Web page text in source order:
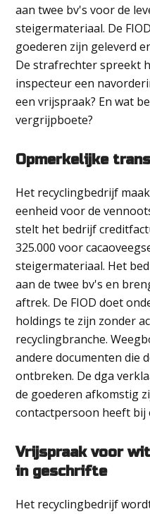
aan twee bv's voor de
steigermateriaal. De
goederen zijn geleverd
De strafrechter spreekt
inspecteur een
een vrijspraak? En wat
vergrijpboete?
Opmerkelijke
Het recyclingbedrijf
eenheid voor de
stelt het bedrijf
325.000 voor
steigermateriaal. Het
aan de twee bv's en
aftrek. De FIOD doet
holdings te zijn zonder
recyclingbranche.
andere documenten die
ontbreken. De dga
de goederen afkomstig
contactpersoon heeft bij
Vrijspraak voor
in geschrifte
Het recyclingbedrijf